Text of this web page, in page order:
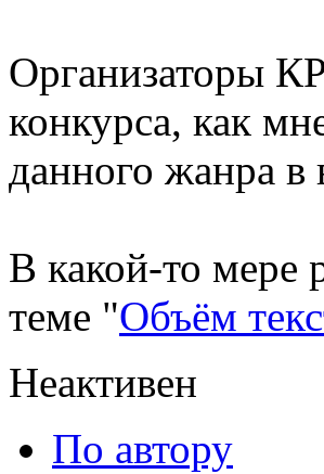
Организаторы
конкурса, как
данного жанра в
В какой-то мере
теме "Объём
Неактивен
По автору